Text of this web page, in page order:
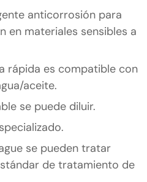
anticorrosión para
en materiales sensibles a
rápida es compatible con
aceite.
se puede diluir.
se pueden tratar
de tratamiento de